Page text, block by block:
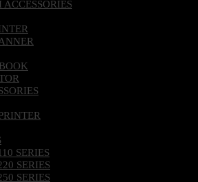
SERIES
SERIES
SERIES